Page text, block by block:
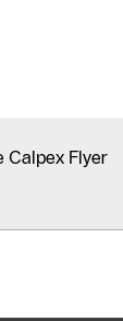
Calpex Flyer